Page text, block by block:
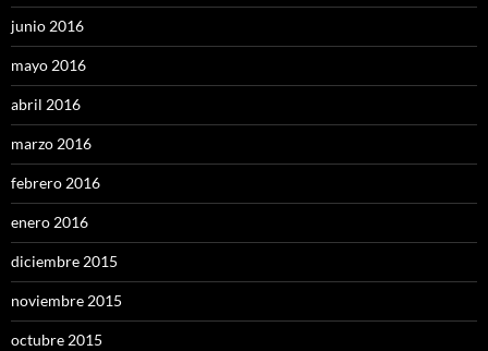
junio 2016
mayo 2016
abril 2016
marzo 2016
febrero 2016
enero 2016
diciembre 2015
noviembre 2015
octubre 2015